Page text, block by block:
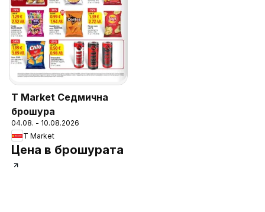
T Market Седмична
брошура
04.08. - 10.08.2026
T Market
Цена в брошурата